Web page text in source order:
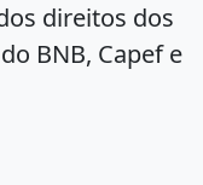
direitos dos
BNB, Capef e